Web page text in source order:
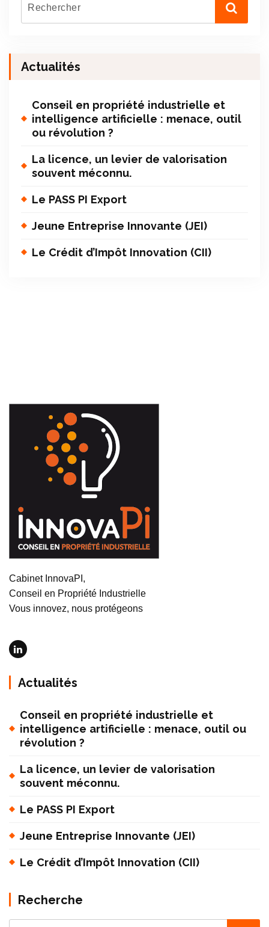
Actualités
Conseil en propriété industrielle et
intelligence artificielle : menace, outil
ou révolution ?
La licence, un levier de valorisation
souvent méconnu.
Le PASS PI Export
Jeune Entreprise Innovante (JEI)
Le Crédit d’Impôt Innovation (CII)
Cabinet InnovaPI,
Conseil en Propriété Industrielle
Vous innovez, nous protégeons
Actualités
Conseil en propriété industrielle et
intelligence artificielle : menace, outil ou
révolution ?
La licence, un levier de valorisation
souvent méconnu.
Le PASS PI Export
Jeune Entreprise Innovante (JEI)
Le Crédit d’Impôt Innovation (CII)
Recherche